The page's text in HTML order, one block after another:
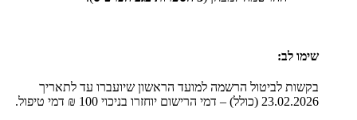
שימו לב:
בקשות לביטול הרשמה למועד הראשון שיועברו עד לתאריך
23.02.2026 (כולל) – דמי הרישום יוחזרו בניכוי 100 ₪ דמי טיפול.